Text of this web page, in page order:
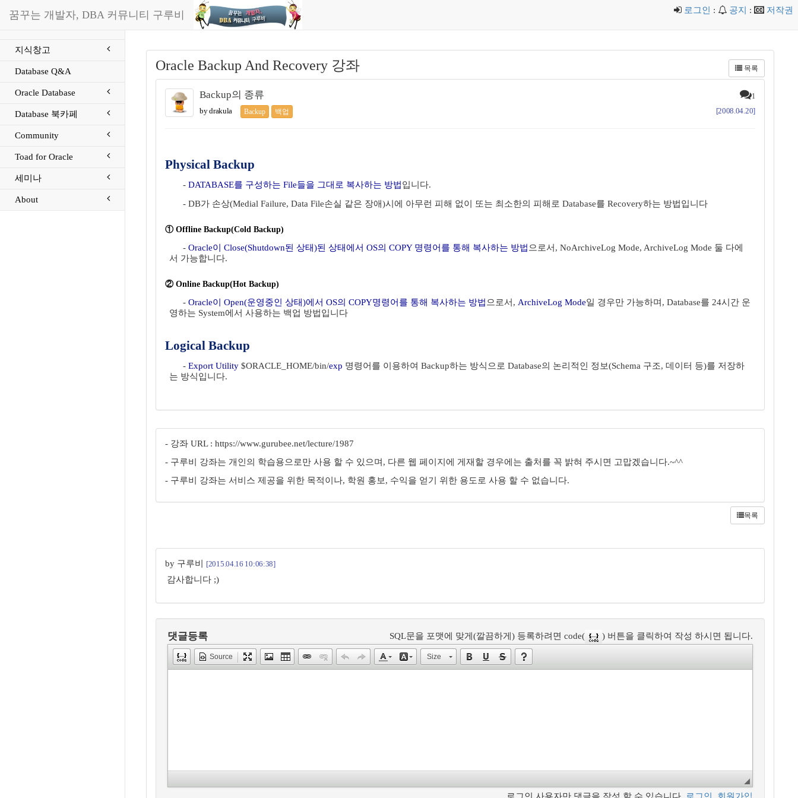
꿈꾸는 개발자, DBA 커뮤니티 구루비 로그인 : 공지 : 저작권
지식창고
Database Q&A
Oracle Database
Database 북카페
Community
Toad for Oracle
세미나
About
Oracle Backup And Recovery 강좌 목록
Backup의 종류 1
by drakula Backup 백업 [2008.04.20]
Physical Backup
- DATABASE를 구성하는 File들을 그대로 복사하는 방법입니다.
- DB가 손상(Medial Failure, Data File손실 같은 장애)시에 아무런 피해 없이 또는 최소한의 피해로 Database를 Recovery하는 방법입니다
① Offline Backup(Cold Backup)
- Oracle이 Close(Shutdown된 상태)된 상태에서 OS의 COPY 명령어를 통해 복사하는 방법 으로서, NoArchiveLog Mode, ArchiveLog Mode 둘 다에
서 가능합니다.
② Online Backup(Hot Backup)
- Oracle이 Open(운영중인 상태)에서 OS의 COPY명령어를 통해 복사하는 방법 으로서, ArchiveLog Mode일 경우만 가능하며, Database를 24시간 운
영하는 System에서 사용하는 백업 방법입니다
Logical Backup
- Export Utility $ORACLE_HOME/bin/exp 명령어를 이용하여 Backup하는 방식으로 Database의 논리적인 정보(Schema 구조, 데이터 등)를 저장하
는 방식입니다.
- 강좌 URL : https://www.gurubee.net/lecture/1987
- 구루비 강좌는 개인의 학습용으로만 사용 할 수 있으며, 다른 웹 페이지에 게재할 경우에는 출처를 꼭 밝혀 주시면 고맙겠습니다.~^^
- 구루비 강좌는 서비스 제공을 위한 목적이나, 학원 홍보, 수익을 얻기 위한 용도로 사용 할 수 없습니다.
목록
by 구루비 [2015.04.16 10:06:38]
감사합니다 ;)
댓글등록 SQL문을 포맷에 맞게(깔끔하게) 등록하려면 code( ) 버튼을 클릭하여 작성 하시면 됩니다.
Source Size